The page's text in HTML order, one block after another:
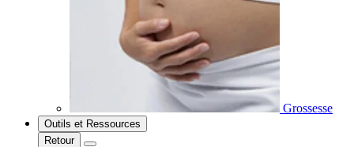
Grossesse
Outils et Ressources
Retour